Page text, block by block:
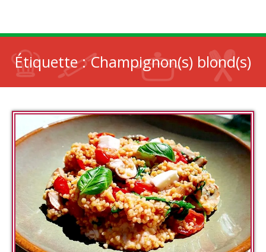
Étiquette :Champignon(s) blond(s)